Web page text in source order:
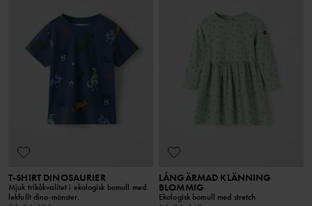
T-SHIRT DINOSAURIER
Mjuk trikåkvalitet i ekologisk bomull med
lekfullt dino-mönster.
LÅNGÄRMAD KLÄNNING
BLOMMIG
Ekologisk bomull med stretch